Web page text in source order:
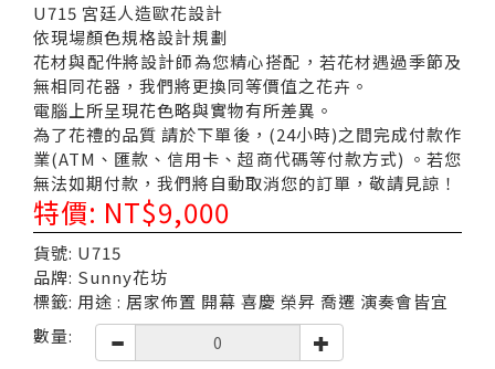
U715 宮廷人造歐花設計
依現場顏色規格設計規劃
花材與配件將設計師為您精心搭配，若花材遇過季節及
無相同花器，我們將更換同等價值之花卉。
電腦上所呈現花色略與實物有所差異。
為了花禮的品質 請於下單後，(24小時)之間完成付款作
業(ATM、匯款、信用卡、超商代碼等付款方式) 。若您
無法如期付款，我們將自動取消您的訂單，敬請見諒！
特價: NT$9,000
貨號: U715
品牌: Sunny花坊
標籤: 用途 : 居家佈置 開幕 喜慶 榮昇 喬遷 演奏會皆宜
數量: